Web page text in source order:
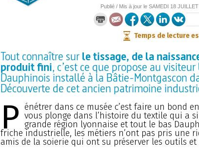
Publié / Mis à jour le SAMEDI 18
Temps de lecture
Tout connaître surle tissage, de la
produit fini, c’est ce que propose au
Dauphinois installé à la Bâtie-Montgascon
Découverte de cet ancien patrimoine
P énétrer dans ce musée c’est faire un bond
vous plonge dans l’histoire du textile qui a
grande région lyonnaise et tout le bas
friche industrielle, les métiers n’ont pas pris une
amis de la soierie qui ont su préserver les outils